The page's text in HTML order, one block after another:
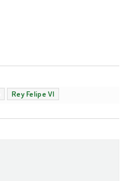
Rey Felipe VI